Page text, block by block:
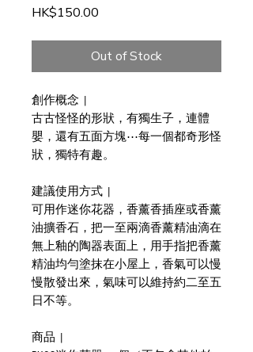
HK$150.00
Out of Stock
創作概念 |
古古怪怪的形狀，有獨生子，連體
嬰，還有五面方塊⋯每一個都奇形怪
狀，獨特有趣。
建議使用方式 |
可用作迷你花器，香薰香插座或香薰
油擴香石，把一至兩滴香薰精油滴在
無上釉的陶器表面上，用手指把香薰
精油均勻塗抹在小屋上，香氣可以慢
慢散發出來，氣味可以維持約二至五
日不等。
商品 |